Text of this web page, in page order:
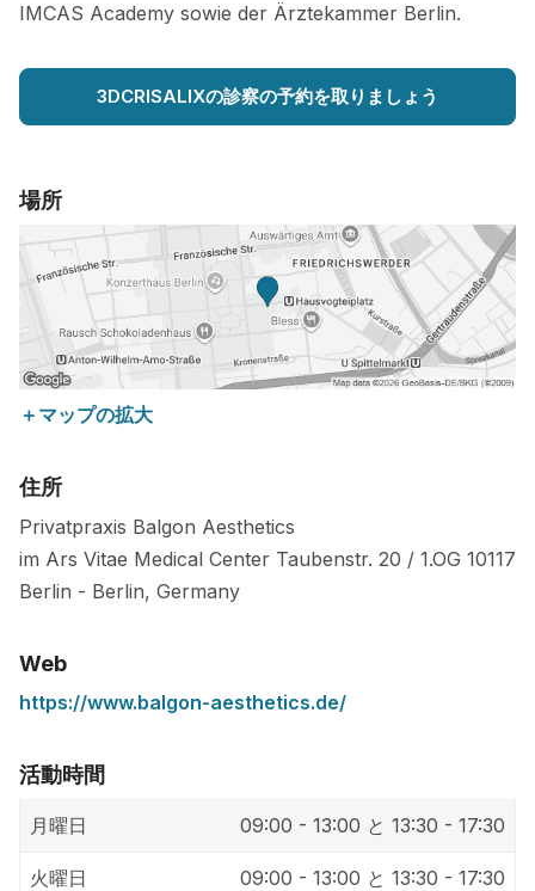
IMCAS Academy sowie der Ärztekammer Berlin.
3DCRISALIXの診察の予約を取りましょう
場所
＋マップの拡大
住所
Privatpraxis Balgon Aesthetics
im Ars Vitae Medical Center Taubenstr. 20 / 1.OG 10117
Berlin - Berlin, Germany
Web
https://www.balgon-aesthetics.de/
活動時間
月曜日 09:00 - 13:00 と 13:30 - 17:30
火曜日 09:00 - 13:00 と 13:30 - 17:30